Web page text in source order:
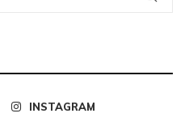
INSTAGRAM